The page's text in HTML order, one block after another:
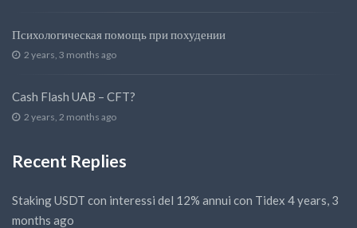
Психологическая помощь при похудении
2 years, 3 months ago
Cash Flash UAB – CFT?
2 years, 2 months ago
Recent Replies
Staking USDT con interessi del 12% annui con Tidex 4 years, 3
months ago